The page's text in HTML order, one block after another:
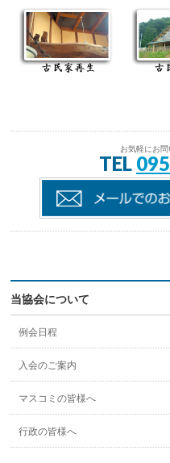
お気軽にお問
TEL
当協会について
例会日程
入会のご案内
マスコミの皆様へ
行政の皆様へ